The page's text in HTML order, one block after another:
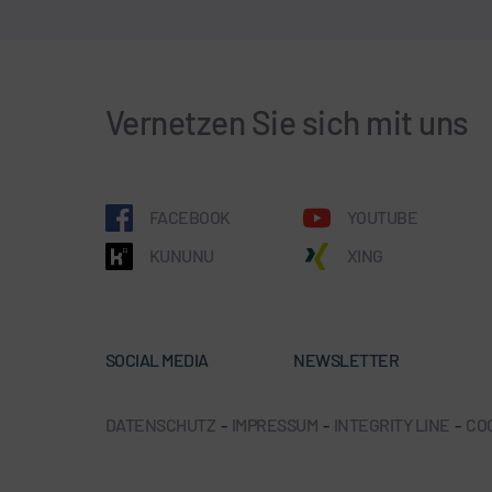
Vernetzen Sie sich mit uns
FACEBOOK YOUTUBE
KUNUNU
XING
SOCIAL MEDIA NEWSLETTER
DATENSCHUTZ - IMPRESSUM - INTEGRITY LINE -